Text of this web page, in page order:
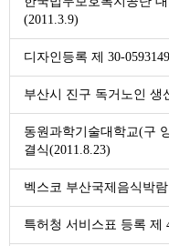
(2011.3.9)
디자인등록 제 30-
부산시 진구 독거노인 생
동원과학기술대학교(구
결식(2011.8.23)
벡스코 부산국제음식박
특허청 서비스표 등록 제